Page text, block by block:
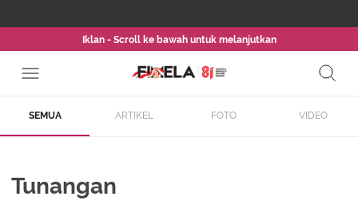
Iklan - Scroll ke bawah untuk melanjutkan
SEMUA ARTIKEL FOTO VIDEO
Tunangan